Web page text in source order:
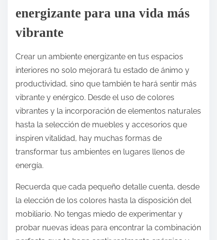
energizante para una vida más
vibrante
Crear un ambiente energizante en tus espacios
interiores no solo mejorará tu estado de ánimo y
productividad, sino que también te hará sentir más
vibrante y enérgico. Desde el uso de colores
vibrantes y la incorporación de elementos naturales
hasta la selección de muebles y accesorios que
inspiren vitalidad, hay muchas formas de
transformar tus ambientes en lugares llenos de
energía.
Recuerda que cada pequeño detalle cuenta, desde
la elección de los colores hasta la disposición del
mobiliario. No tengas miedo de experimentar y
probar nuevas ideas para encontrar la combinación